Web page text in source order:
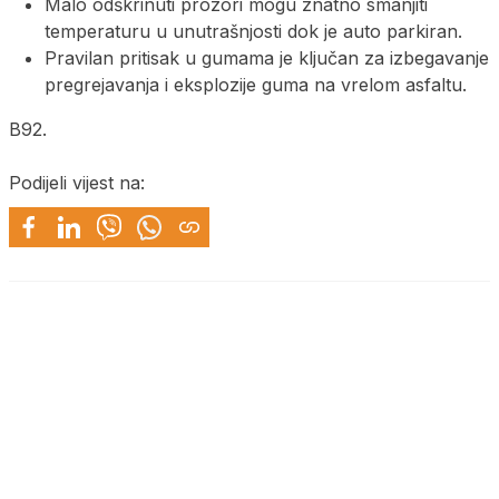
Malo odškrinuti prozori mogu znatno smanjiti
temperaturu u unutrašnjosti dok je auto parkiran.
Pravilan pritisak u gumama je ključan za izbegavanje
pregrejavanja i eksplozije guma na vrelom asfaltu.
B92.
Podijeli vijest na: